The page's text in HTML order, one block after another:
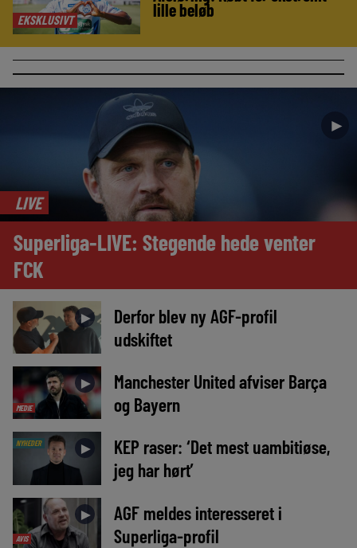
EKSKLUSIVT lille beløb
►
LIVE
Superliga-LIVE: Stegende hede venter
FCK
►
Derfor blev ny AGF-profil
udskiftet
MEDIE
►
Manchester United afviser Barça
og Bayern
NYHEDER ►
KEP raser: ‘Det mest uambitiøse,
jeg har hørt’
AVIS
►
AGF meldes interesseret i
Superliga-profil